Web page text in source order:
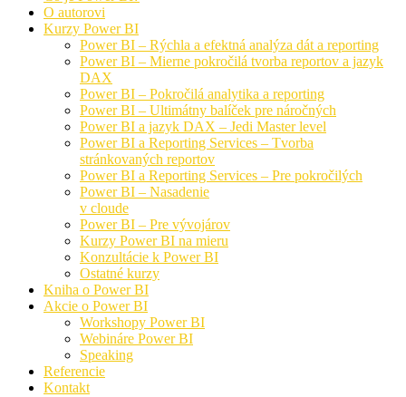
O autorovi
Kurzy Power BI
Power BI – Rýchla a efektná analýza dát a reporting
Power BI – Mierne pokročilá tvorba reportov a jazyk
DAX
Power BI – Pokročilá analytika a reporting
Power BI – Ultimátny balíček pre náročných
Power BI a jazyk DAX – Jedi Master level
Power BI a Reporting Services – Tvorba
stránkovaných reportov
Power BI a Reporting Services – Pre pokročilých
Power BI – Nasadenie
v cloude
Power BI – Pre vývojárov
Kurzy Power BI na mieru
Konzultácie k Power BI
Ostatné kurzy
Kniha o Power BI
Akcie o Power BI
Workshopy Power BI
Webináre Power BI
Speaking
Referencie
Kontakt